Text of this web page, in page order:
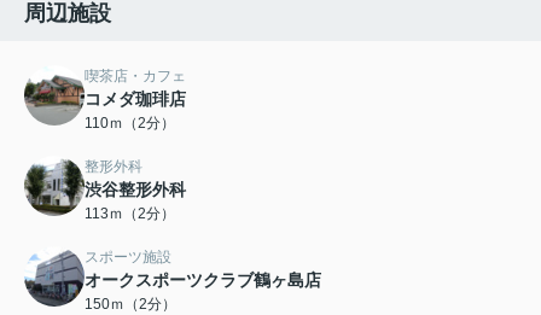
周辺施設
喫茶店・カフェ
コメダ珈琲店
110ｍ（2分）
整形外科
渋谷整形外科
113ｍ（2分）
スポーツ施設
オークスポーツクラブ鶴ヶ島店
150ｍ（2分）